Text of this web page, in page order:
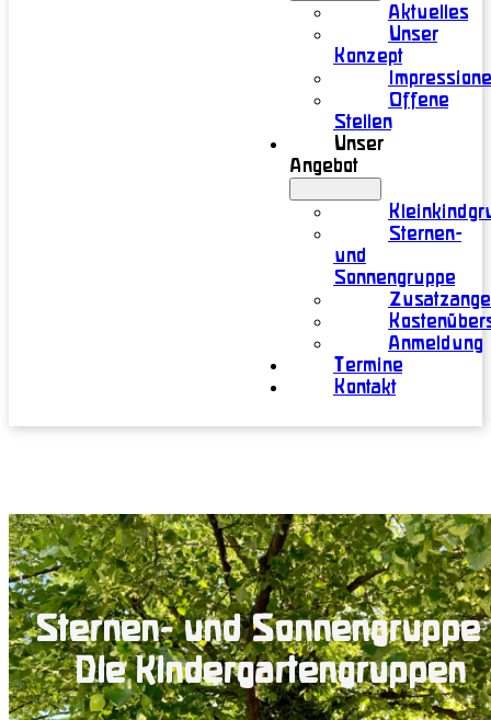
Aktuelles
Unser
Konzept
Offene
Stellen
Unser
Angebot
Sternen-
und
Sonnengruppe
Anmeldung
Termine
Kontakt
Sternen- und Sonnengruppe
Die Kindergartengruppen